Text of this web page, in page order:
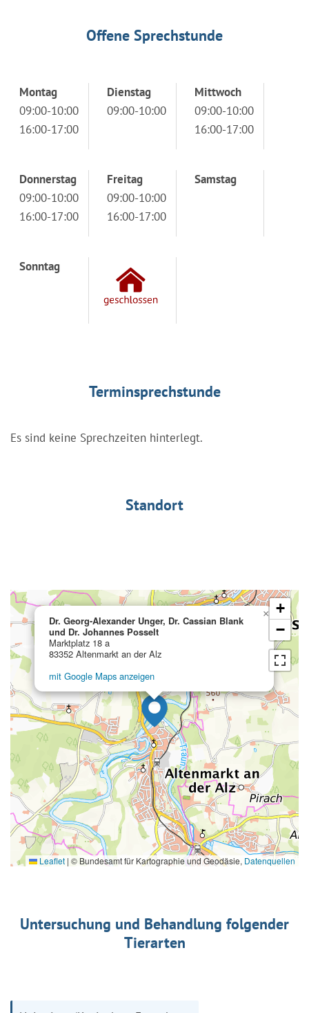
Offene Sprechstunde
Montag
09:00-10:00
16:00-17:00
Dienstag
09:00-10:00
Mittwoch
09:00-10:00
16:00-17:00
Donnerstag
09:00-10:00
16:00-17:00
Freitag
09:00-10:00
16:00-17:00
Samstag
Sonntag
Terminsprechstunde
Es sind keine Sprechzeiten hinterlegt.
Standort
Dr. Georg-Alexander Unger, Dr. Cassian Blank
und Dr. Johannes Posselt
Marktplatz 18 a
83352 Altenmarkt an der Alz
mit Google Maps anzeigen
×
+
−
Leaflet | © Bundesamt für Kartographie und Geodäsie, Datenquellen
Untersuchung und Behandlung folgender
Tierarten